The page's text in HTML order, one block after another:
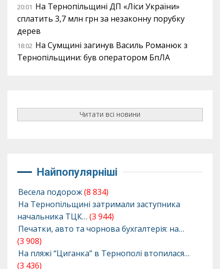
20:01 На Тернопільщині ДП «Ліси України»
сплатить 3,7 млн грн за незаконну порубку
дерев
18:02 На Сумщині загинув Василь Романюк з
Тернопільщини: був оператором БпЛА
Читати всі новини
Найпопулярніші
Весела подорож(8 834)
На Тернопільщині затримали заступника
начальника ТЦК… (3 944)
Печатки, авто та чорнова бухгалтерія: на…
(3 908)
На пляжі “Циганка” в Тернополі втопилася…
(3 436)